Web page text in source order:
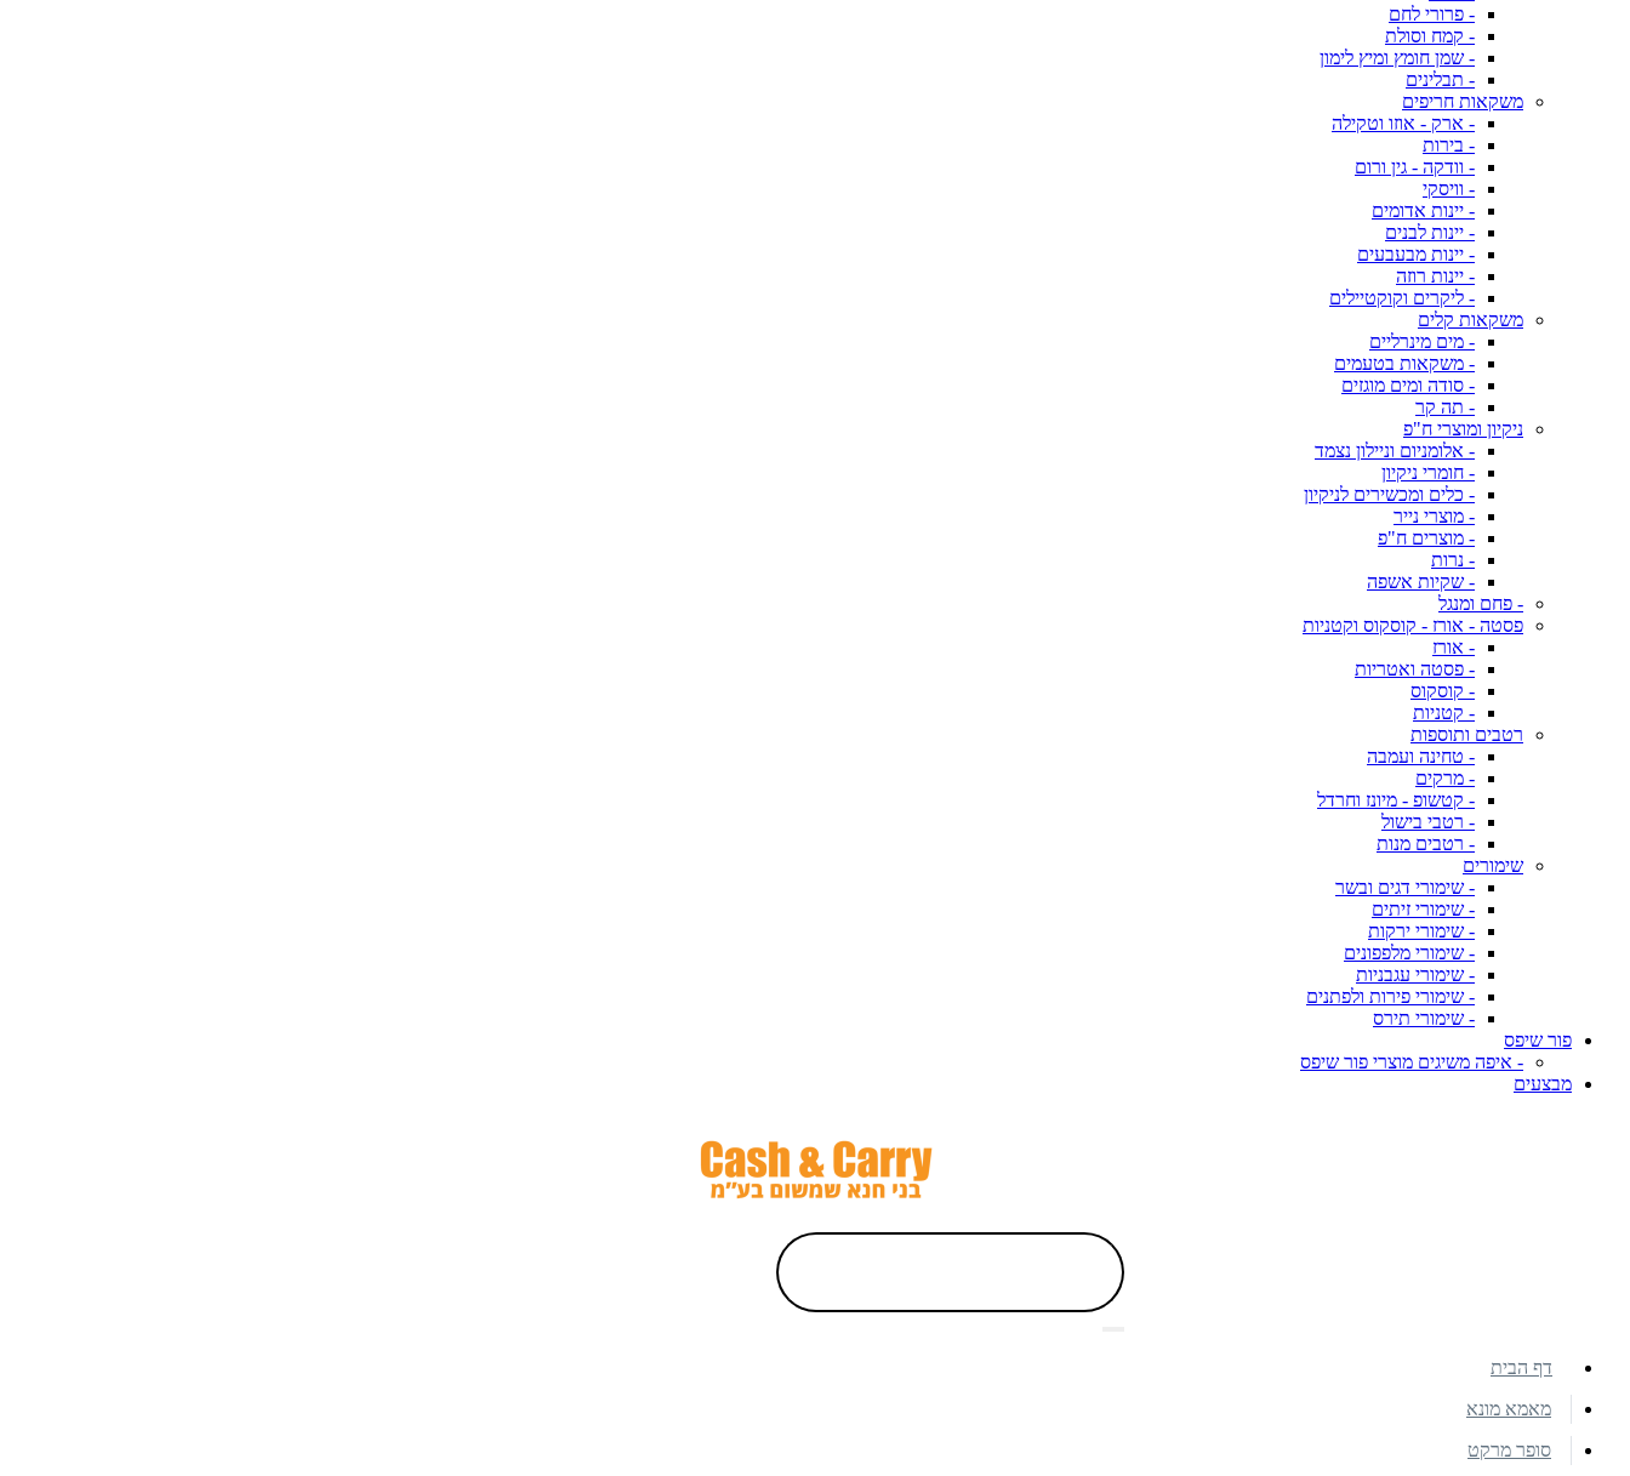
- פרורי לחם
- קמח וסולת
- שמן חומץ ומיץ לימון
- תבלינים
משקאות חריפים
- ארק - אוזו וטקילה
- בירות
- וודקה - גין ורום
- וויסקי
- יינות אדומים
- יינות לבנים
- יינות מבעבעים
- יינות רוזה
- ליקרים וקוקטיילים
משקאות קלים
- מים מינרליים
- משקאות בטעמים
- סודה ומים מוגזים
- תה קר
ניקיון ומוצרי ח"פ
- אלומניום וניילון נצמד
- חומרי ניקיון
- כלים ומכשירים לניקיון
- מוצרי נייר
- מוצרים ח"פ
- נרות
- שקיות אשפה
- פחם ומנגל
פסטה - אורז - קוסקוס וקטניות
- אורז
- פסטה ואטריות
- קוסקוס
- קטניות
רטבים ותוספות
- טחינה ועמבה
- מרקים
- קטשופ - מיונז וחרדל
- רטבי בישול
- רטבים מנות
שימורים
- שימורי דגים ובשר
- שימורי זיתים
- שימורי ירקות
- שימורי מלפפונים
- שימורי עגבניות
- שימורי פירות ולפתנים
- שימורי תירס
פור שיפס
- איפה משיגים מוצרי פור שיפס
מבצעים
דף הבית
מאמא מונא
סופר מרקט